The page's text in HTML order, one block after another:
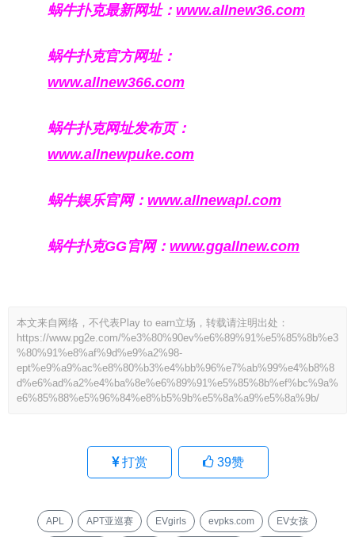
蜗牛扑克最新网址： www.allnew36.com
蜗牛扑克官方网址：
www.allnew366.com
蜗牛扑克网址发布页：
www.allnewpuke.com
蜗牛娱乐官网： www.allnewapl.com
蜗牛扑克GG官网： www.ggallnew.com
本文来自网络，不代表Play to earn立场，转载请注明出处：
https://www.pg2e.com/%e3%80%90ev%e6%89%91%e5%85%8b%e3
%80%91%e8%af%9d%e9%a2%98-
ept%e9%a9%ac%e8%80%b3%e4%bb%96%e7%ab%99%e4%b8%8
d%e6%ad%a2%e4%ba%8e%e6%89%91%e5%85%8b%ef%bc%9a%
e6%85%88%e5%96%84%e8%b5%9b%e5%8a%a9%e5%8a%9b/
打赏 39赞
APL APT亚巡赛 EVgirls evpks.com EV女孩